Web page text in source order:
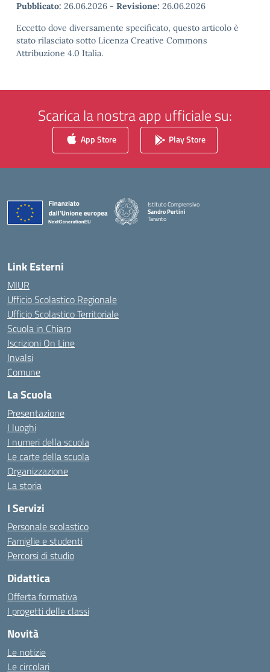
Pubblicato: 26.06.2026 - Revisione: 26.06.2026
Eccetto dove diversamente specificato, questo articolo è
stato rilasciato sotto Licenza Creative Commons
Attribuzione 4.0 Italia.
Scarica la nostra app ufficiale su:
App Store Play Store
Istituto Comprensivo
Sandro Pertini
Taranto
Link Esterni
MIUR
Ufficio Scolastico Regionale
Ufficio Scolastico Territoriale
Scuola in Chiaro
Iscrizioni On Line
Invalsi
Comune
La Scuola
Presentazione
I luoghi
I numeri della scuola
Le carte della scuola
Organizzazione
La storia
I Servizi
Personale scolastico
Famiglie e studenti
Percorsi di studio
Didattica
Offerta formativa
I progetti delle classi
Novità
Le notizie
Le circolari